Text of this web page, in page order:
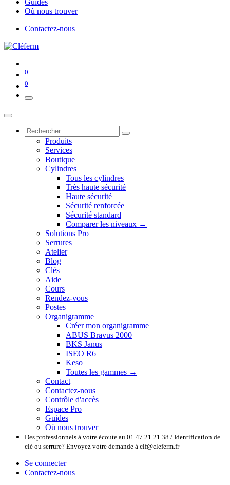
Où nous trouver
Contactez-nous
0
0
Produits
Services
Boutique
Cylindres
Tous les cylindres
Très haute sécurité
Haute sécurité
Sécurité renforcée
Sécurité standard
Comparer les niveaux →
Solutions Pro
Serrures
Atelier
Blog
Clés
Aide
Cours
Rendez-vous
Postes
Organigramme
Créer mon organigramme
ABUS Bravus 2000
BKS Janus
ISEO R6
Keso
Toutes les gammes →
Contact
Contactez-nous
Contrôle d'accès
Espace Pro
Guides
Où nous trouver
Des professionnels à votre écoute au 01 47 21 21 38 / Identification de
clé ou serrure? Envoyez votre demande à clf@cleferm.fr
Se connecter
Contactez-nous